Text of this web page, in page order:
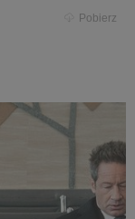
Pobierz